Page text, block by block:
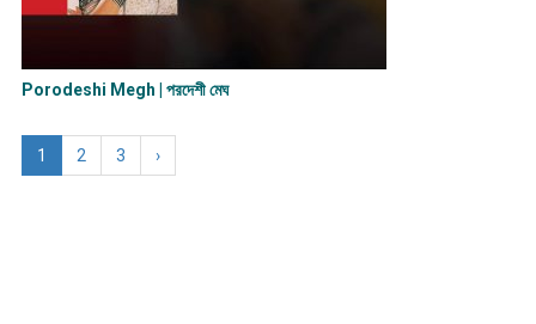
Porodeshi Megh | পরদেশী মেঘ
1 2 3 ›